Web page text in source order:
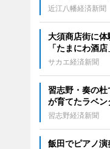
近江八幡経済新聞
大須商店街に
「たまにわ酒
サカエ経済新聞
習志野・奏の
が育てたラベ
習志野経済新聞
飯田でピアノ